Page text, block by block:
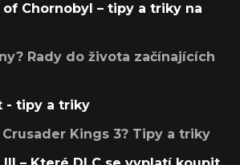
of Chornobyl – tipy a triky na
Rady do života začínajících
- tipy a triky
Kings 3? Tipy a triky